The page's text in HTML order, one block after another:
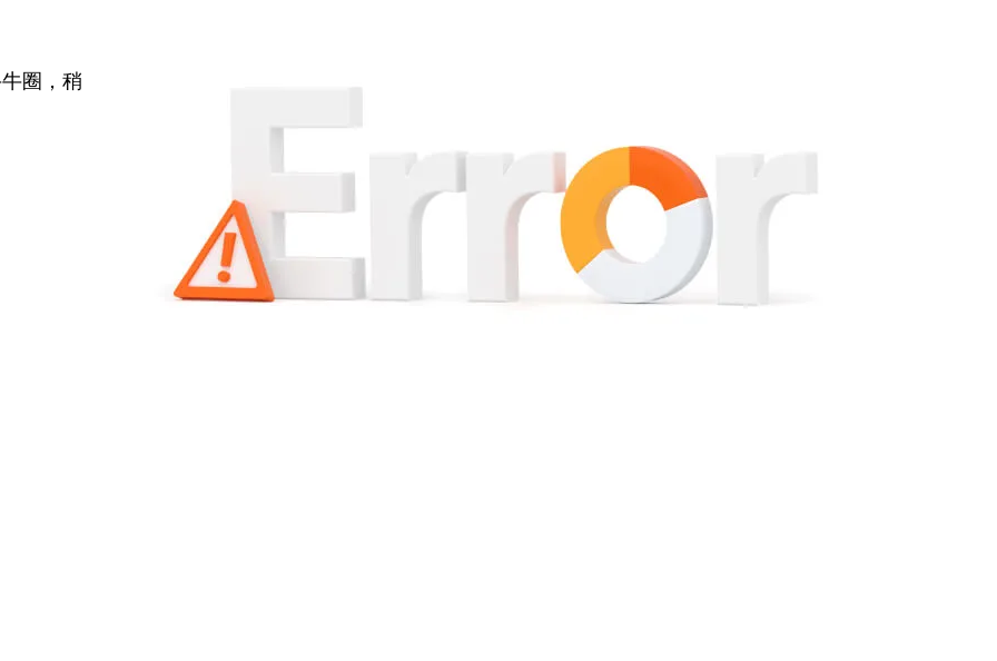
圈，稍